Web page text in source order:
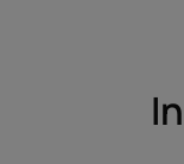
Complemento